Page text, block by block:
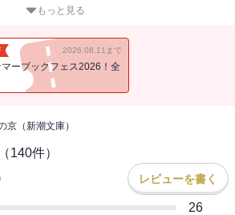
には内緒で新天地を夢見ていた。春の柔ら
る思いを、京の四季が包みこむ、愛おしい
子）
もっと見る
2026.08.11まで
マーブックフェス2026！全
京（新潮文庫）
（140件）
レビューを書く
26